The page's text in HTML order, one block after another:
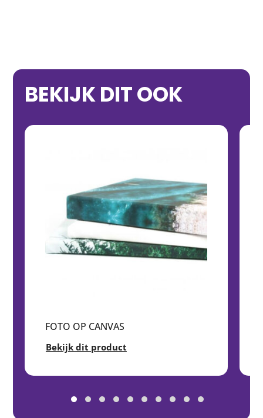
BEKIJK DIT OOK
FOTO OP CANVAS
Bekijk dit product